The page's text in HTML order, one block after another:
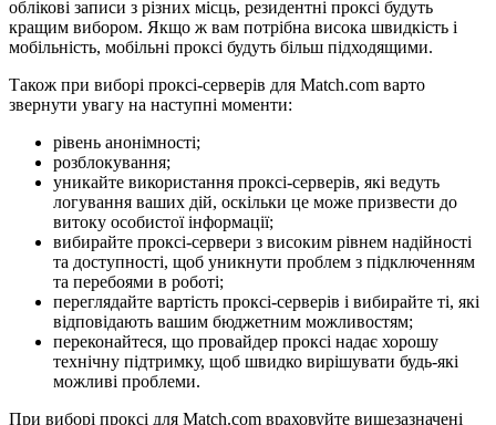
облікові записи з різних місць, резидентні проксі будуть
кращим вибором. Якщо ж вам потрібна висока швидкість і
мобільність, мобільні проксі будуть більш підходящими.
Також при виборі проксі-серверів для Match.com варто
звернути увагу на наступні моменти:
рівень анонімності;
розблокування;
уникайте використання проксі-серверів, які ведуть
логування ваших дій, оскільки це може призвести до
витоку особистої інформації;
вибирайте проксі-сервери з високим рівнем надійності
та доступності, щоб уникнути проблем з підключенням
та перебоями в роботі;
переглядайте вартість проксі-серверів і вибирайте ті, які
відповідають вашим бюджетним можливостям;
переконайтеся, що провайдер проксі надає хорошу
технічну підтримку, щоб швидко вирішувати будь-які
можливі проблеми.
При виборі проксі для Match.com враховуйте вищезазначені